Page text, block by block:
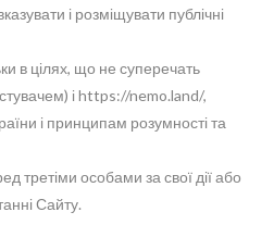
і розміщувати публічні
в цілях, що не суперечать
і https://nemo.land/,
і принципам розумності та
третіми особами за свої дії або
Сайту.